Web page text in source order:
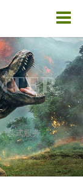
站式服务